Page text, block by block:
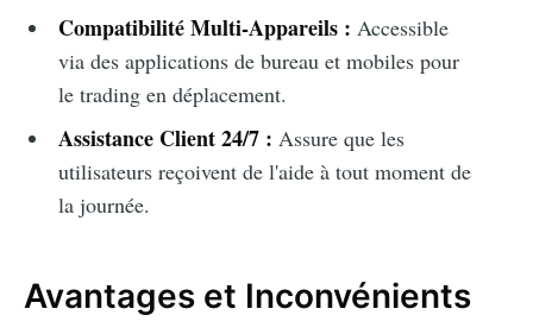
Compatibilité Multi-Appareils : Accessible
via des applications de bureau et mobiles pour
le trading en déplacement.
Assistance Client 24/7 : Assure que les
utilisateurs reçoivent de l'aide à tout moment de
la journée.
Avantages et Inconvénients